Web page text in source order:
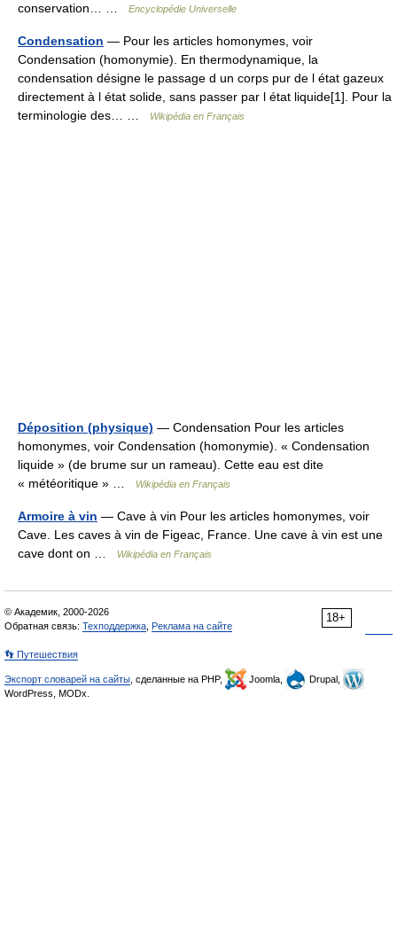
conservation… …
Encyclopédie Universelle
Condensation — Pour les articles homonymes, voir
Condensation (homonymie). En thermodynamique, la
condensation désigne le passage d un corps pur de l état gazeux
directement à l état solide, sans passer par l état liquide[1]. Pour la
terminologie des… …
Wikipédia en Français
Déposition (physique) — Condensation Pour les articles
homonymes, voir Condensation (homonymie). « Condensation
liquide » (de brume sur un rameau). Cette eau est dite
« météoritique » …
Wikipédia en Français
Armoire à vin — Cave à vin Pour les articles homonymes, voir
Cave. Les caves à vin de Figeac, France. Une cave à vin est une
cave dont on …
Wikipédia en Français
18+
© Академик, 2000-2026
Обратная связь: Техподдержка Реклама на сайте
👣 Путешествия
Экспорт словарей на сайты , сделанные на PHP, Joomla,
Drupal,
WordPress, MODx.